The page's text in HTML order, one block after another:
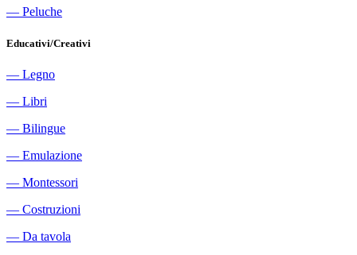
― Peluche
Educativi/Creativi
― Legno
― Libri
― Bilingue
― Emulazione
― Montessori
― Costruzioni
― Da tavola